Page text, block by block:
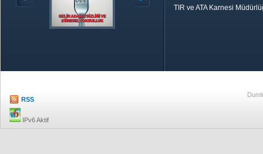
TIR ve ATA Karnesi
RSS
IPv6 Aktif